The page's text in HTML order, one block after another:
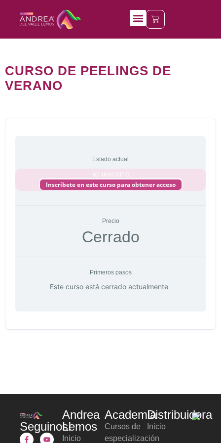
CURSO DE PEELINGS DE
VERANO
Estado actual
NO INSCRITO
Inscríbete en este curso para obtener acceso
Precio
Cerrado
Primeros pasos
Este curso está cerrado actualmente
Seguinos!
Andrea
Lemos
Inicio
Academia
Cursos de
especialización
Distribuidora
Inicio